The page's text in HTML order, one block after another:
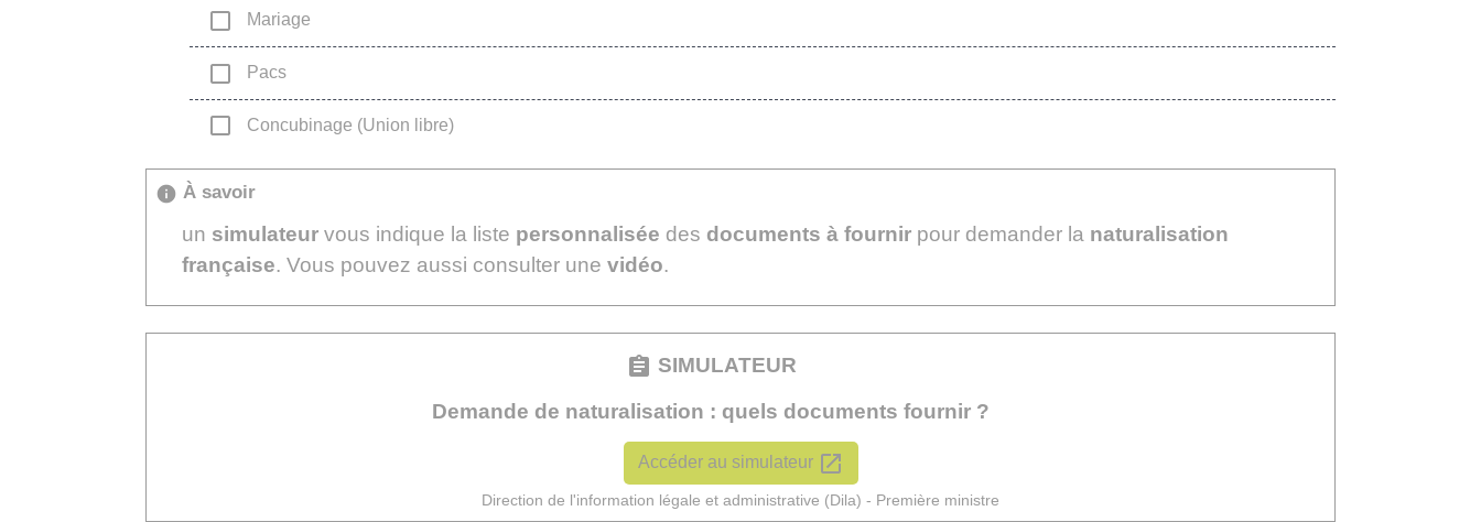
check_box_outline_blank Mariage
check_box_outline_blank Pacs
check_box_outline_blank Concubinage (Union libre)
info À savoir
un simulateur vous indique la liste personnalisée des documents à fournir pour demander la naturalisation
française. Vous pouvez aussi consulter une vidéo.
assignment SIMULATEUR
Demande de naturalisation : quels documents fournir ?
Accéder au simulateur open_in_new
Direction de l'information légale et administrative (Dila) - Première ministre